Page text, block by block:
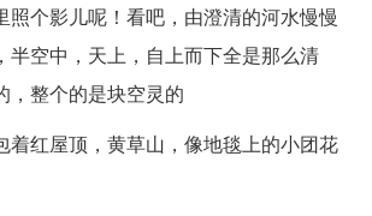
照个影儿呢！看吧，由澄清的河水慢慢
半空中，天上，自上而下全是那么清
，整个的是块空灵的
着红屋顶，黄草山，像地毯上的小团花